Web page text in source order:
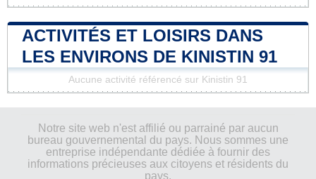
ACTIVITÉS ET LOISIRS DANS
LES ENVIRONS DE KINISTIN 91
Aucune activité référencé sur Kinistin 91
Notre site web n'est affilié ou parrainé par aucun
bureau gouvernemental du pays. Nous sommes une
entreprise indépendante dédiée à fournir des
informations précieuses aux citoyens et résidents du
pays.